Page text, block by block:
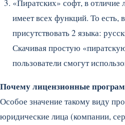
«Пиратских» софт, в отличие
имеет всех функций. То есть,
присутствовать 2 языка:
Скачивая простую
пользователи смогут
Почему лицензионные
Особое значение такому виду
юридические лица (компании,